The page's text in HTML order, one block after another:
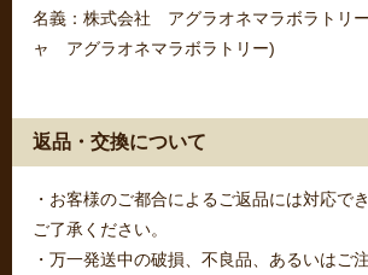
名義：株式会社 アグラオネマラボラトリ
ャ アグラオネマラボラトリー)
返品・交換について
・お客様のご都合によるご返品には対応で
ご了承ください。
・万一発送中の破損、不良品、あるいはご